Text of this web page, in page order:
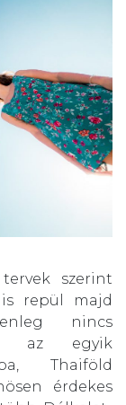
szerint
is repül majd
nincs
az egyik
Thaiföld
érdekes